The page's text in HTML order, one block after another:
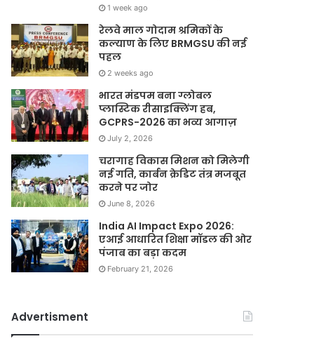
1 week ago
रेलवे माल गोदाम श्रमिकों के
कल्याण के लिए BRMGSU की नई
पहल
2 weeks ago
भारत मंडपम बना ग्लोबल
प्लास्टिक रीसाइक्लिंग हब,
GCPRS-2026 का भव्य आगाज़
July 2, 2026
चरागाह विकास मिशन को मिलेगी
नई गति, कार्बन क्रेडिट तंत्र मजबूत
करने पर जोर
June 8, 2026
India AI Impact Expo 2026:
एआई आधारित शिक्षा मॉडल की ओर
पंजाब का बड़ा कदम
February 21, 2026
Advertisment